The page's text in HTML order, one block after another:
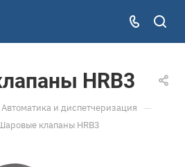
HRB3
Автоматика и диспетчеризация —
клапаны HRB3